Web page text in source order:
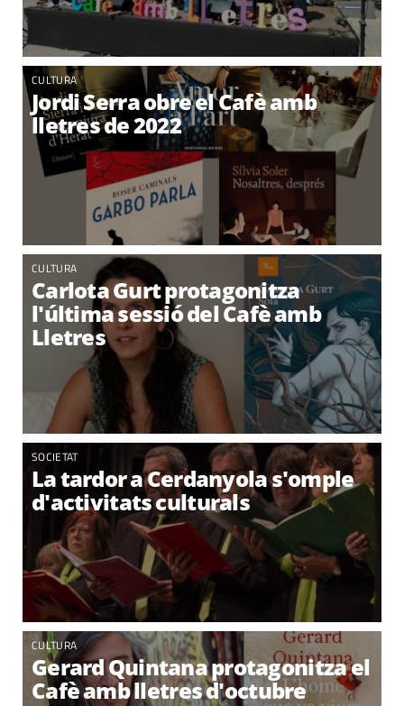
CULTURA
Jordi Serra obre el Cafè amb
lletres de 2022
CULTURA
Carlota Gurt protagonitza
l'última sessió del Cafè amb
Lletres
SOCIETAT
La tardor a Cerdanyola s'omple
d'activitats culturals
CULTURA
Gerard Quintana protagonitza el
Cafè amb lletres d'octubre